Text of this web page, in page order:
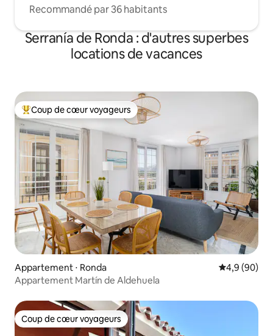
Recommandé par 36 habitants
Serranía de Ronda : d'autres superbes
locations de vacances
Coups de cœur voyageurs les plus appréciés
Coup de cœur voyageurs
Appartement ⋅ Ronda Évaluation
4,9 (90)
Appartement Martín de Aldehuela
Coup de cœur voyageurs
Coup de cœur voyageurs